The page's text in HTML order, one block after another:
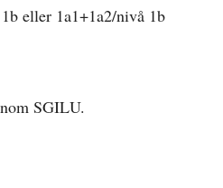
eller 1a1+1a2/nivå 1b
SGILU.